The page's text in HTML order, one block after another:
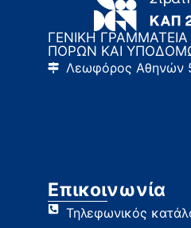
ΓΕΝΙΚΗ
ΠΟΡΩΝ ΚΑΙ
Λεωφόρος Αθηνών
Επικοινωνία
Τηλεφωνικός